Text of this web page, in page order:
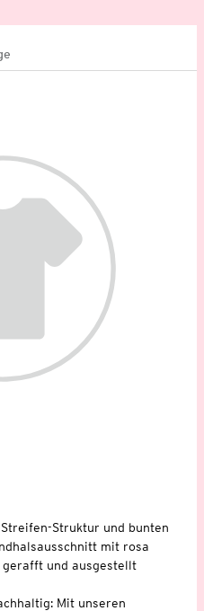
Struktur und bunten
mit rosa
gerafft und ausgestellt
Mit unseren